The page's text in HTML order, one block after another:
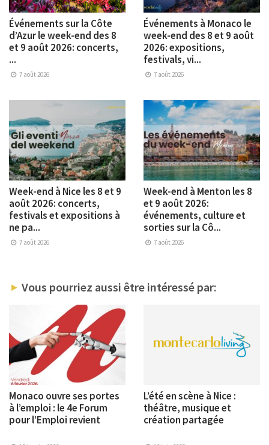
Événements sur la Côte
d’Azur le week-end des 8
et 9 août 2026: concerts,
...
7 août 2026
Événements à Monaco le
week-end des 8 et 9 août
2026: expositions,
festivals, vi...
7 août 2026
Week-end à Nice les 8 et 9
août 2026: concerts,
festivals et expositions à
ne pa...
7 août 2026
Week-end à Menton les 8
et 9 août 2026:
événements, culture et
sorties sur la Cô...
7 août 2026
Vous pourriez aussi être intéressé par:
Monaco ouvre ses portes
à l’emploi : le 4e Forum
pour l’Emploi revient
L’été en scène à Nice :
théâtre, musique et
création partagée